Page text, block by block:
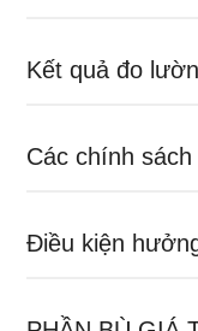
Kết quả đo
Các chính
Điều kiện